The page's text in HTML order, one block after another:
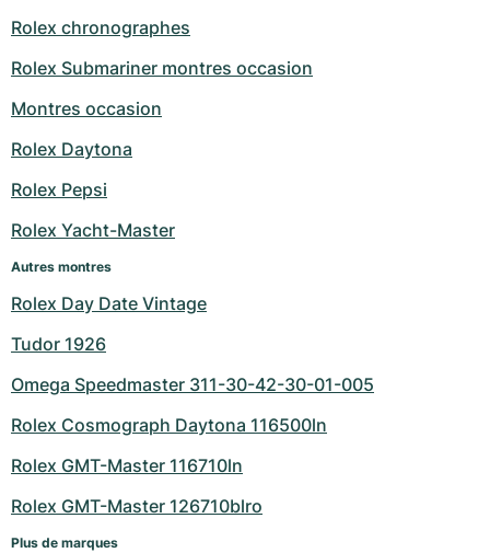
Rolex chronographes
Rolex Submariner montres occasion
Montres occasion
Rolex Daytona
Rolex Pepsi
Rolex Yacht-Master
Autres montres
Rolex Day Date Vintage
Tudor 1926
Omega Speedmaster 311-30-42-30-01-005
Rolex Cosmograph Daytona 116500ln
Rolex GMT-Master 116710ln
Rolex GMT-Master 126710blro
Plus de marques